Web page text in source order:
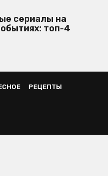
сериалы на
топ-4
РЕЦЕПТЫ